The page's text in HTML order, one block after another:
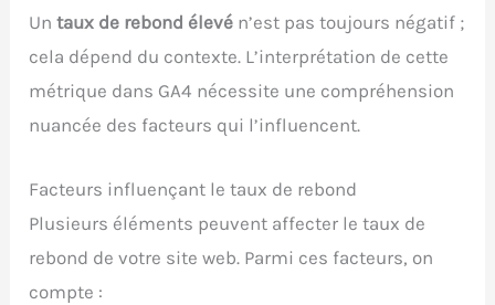
Untaux de rebond élevé n’est pas toujours négatif ;
cela dépend du contexte. L’interprétation de cette
métrique dans GA4 nécessite une compréhension
nuancée des facteurs qui l’influencent.
Facteurs influençant le taux de rebond
Plusieurs éléments peuvent affecter le taux de
rebond de votre site web. Parmi ces facteurs, on
compte :